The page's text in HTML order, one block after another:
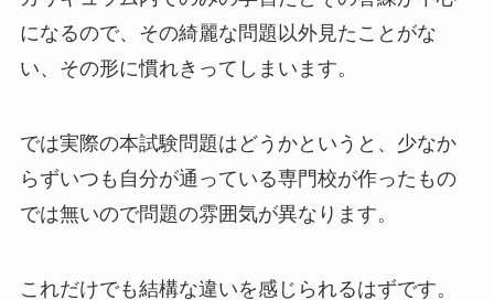
になるので、その綺麗な問題以外見たことがな
い、その形に慣れきってしまいます。
では実際の本試験問題はどうかというと、少なか
らずいつも自分が通っている専門校が作ったもの
では無いので問題の雰囲気が異なります。
これだけでも結構な違いを感じられるはずです。